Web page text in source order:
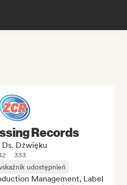
Records
Ds. Dźwięku
333
udostępnień
Management, Label